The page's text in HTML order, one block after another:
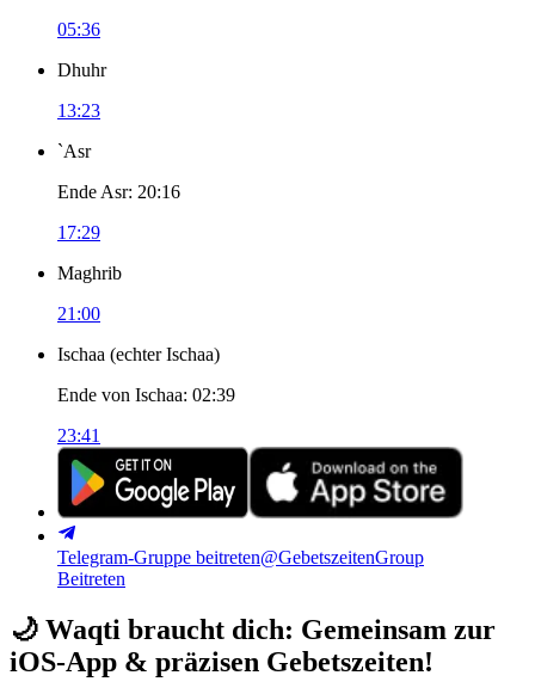
05:36
Dhuhr
13:23
`Asr
Ende Asr: 20:16
17:29
Maghrib
21:00
Ischaa (echter Ischaa)
Ende von Ischaa: 02:39
23:41
Telegram-Gruppe beitreten@GebetszeitenGroup
Beitreten
🌙 Waqti braucht dich: Gemeinsam zur
iOS-App & präzisen Gebetszeiten!